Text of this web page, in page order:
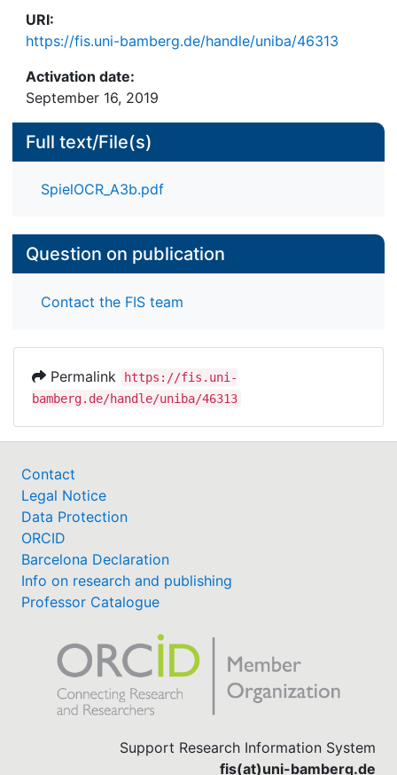
URI:
https://fis.uni-bamberg.de/handle/uniba/46313
Activation date:
September 16, 2019
Full text/File(s)
SpielOCR_A3b.pdf
Question on publication
Contact the FIS team
Permalink
https://fis.uni-
bamberg.de/handle/uniba/46313
Contact
Legal Notice
Data Protection
ORCID
Barcelona Declaration
Info on research and publishing
Professor Catalogue
Support Research Information System
fis(at)uni-bamberg.de